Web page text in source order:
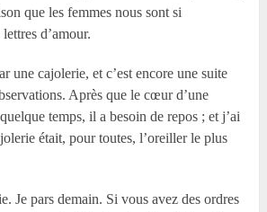
que les femmes nous sont si
d’amour.
une cajolerie, et c’est encore une suite
Après que le cœur d’une
temps, il a besoin de repos ; et j’ai
était, pour toutes, l’oreiller le plus
Je pars demain. Si vous avez des ordres